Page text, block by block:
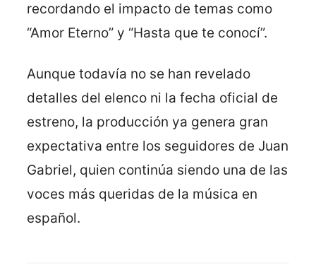
recordando el impacto de temas como
“Amor Eterno” y “Hasta que te conocí”.
Aunque todavía no se han revelado
detalles del elenco ni la fecha oficial de
estreno, la producción ya genera gran
expectativa entre los seguidores de Juan
Gabriel, quien continúa siendo una de las
voces más queridas de la música en
español.